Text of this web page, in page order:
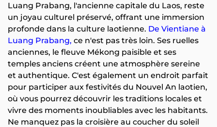
Luang Prabang, l'ancienne capitale du Laos, reste
un joyau culturel préservé, offrant une immersion
profonde dans la culture laotienne. De Vientiane à
Luang Prabang, ce n'est pas très loin. Ses ruelles
anciennes, le fleuve Mékong paisible et ses
temples anciens créent une atmosphère sereine
et authentique. C'est également un endroit parfait
pour participer aux festivités du Nouvel An laotien,
où vous pourrez découvrir les traditions locales et
vivre des moments inoubliables avec les habitants.
Ne manquez pas la croisière au coucher du soleil